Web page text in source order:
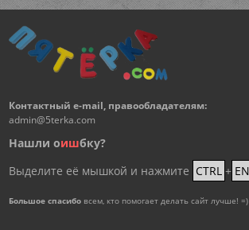
Контактный e-mail, правообладателям:
admin@5terka.com
Нашли оишбку?
Выделите её мышкой и нажмите CTRL +
Большое спасибовсем, кто помогает делать сайт лучше! =)